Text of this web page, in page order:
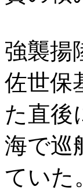
強襲揚
佐世保
た直後
海で巡
ていた